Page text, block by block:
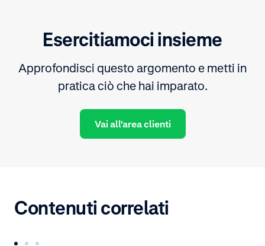
Esercitiamoci insieme
Approfondisci questo argomento e metti in
pratica ciò che hai imparato.
Vai all'area clienti
Contenuti correlati